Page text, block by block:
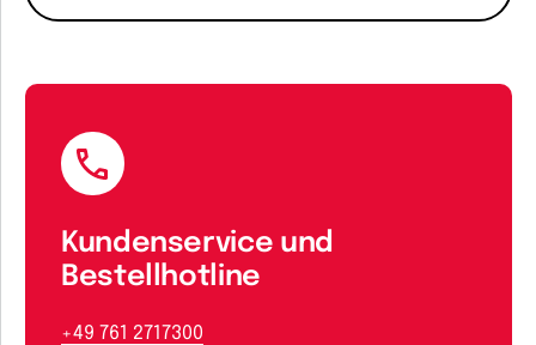
Kundenservice und
Bestellhotline
+49 761 2717300